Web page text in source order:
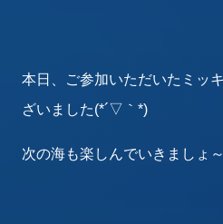
本日、ご参加いただいたミッ
ざいました(*´▽｀*)
次の海も楽しんでいきましょ～